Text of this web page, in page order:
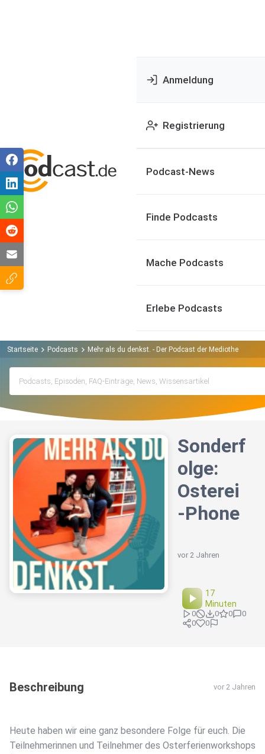
Anmeldung
Registrierung
Podcast-News
Finde Podcasts
Mache Podcasts
Erlebe Podcasts
Startseite Podcasts Mehr als du denkst. - Der Podcast der Mediothek
Sonderf
olge:
Osterei
-Phone
vor 2 Jahren
17
Minuten
0 0 0
0
0
0
Beschreibung vor 2 Jahren
Heute haben wir eine ganz besondere Folge für euch. Die
Teilnehmerinnen und Teilnehmer des Osterferienworkshops